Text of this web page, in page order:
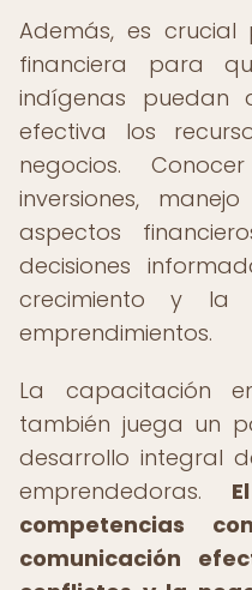
Además, es
financiera para
indígenas puedan
efectiva los
negocios.
inversiones,
aspectos
decisiones
crecimiento y la
emprendimientos.
La capacitación
también juega un
desarrollo integral
emprendedoras.
competencias
comunicación